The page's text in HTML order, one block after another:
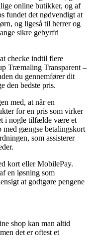
online butikker, og af
fundet det nødvendigt at
og ligeså til herrer og
sikre gebyrfri
checke indtil flere
Træmaling Transparent –
du gennemfører dit
den bedste pris.
med, at når en
for en pris som virker
i nogle tilfælde være et
gængse betalingskort
som assisterer
kort eller MobilePay.
en løsning som
at godtgøre pengene
shop kan man altid
det er oftest et